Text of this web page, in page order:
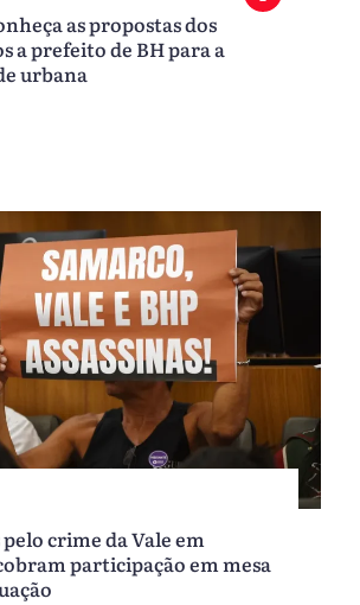
as propostas dos
a prefeito de BH para a
urbana
crime da Vale em
participação em mesa